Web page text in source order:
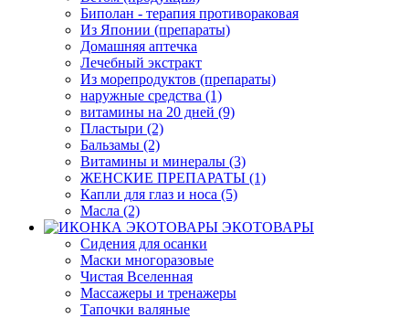
Биполан - терапия противораковая
Из Японии (препараты)
Домашняя аптечка
Лечебный экстракт
Из морепродуктов (препараты)
наружные средства (1)
витамины на 20 дней (9)
Пластыри (2)
Бальзамы (2)
Витамины и минералы (3)
ЖЕНСКИЕ ПРЕПАРАТЫ (1)
Капли для глаз и носа (5)
Масла (2)
ЭКОТОВАРЫ
Сидения для осанки
Маски многоразовые
Чистая Вселенная
Массажеры и тренажеры
Тапочки валяные